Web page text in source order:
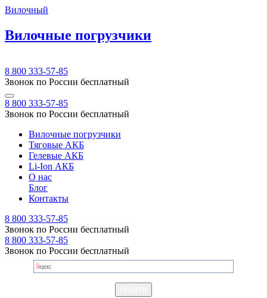
Вилочный
Вилочные погрузчики
8 800 333-57-85
Звонок по России бесплатный
8 800 333-57-85
Звонок по России бесплатный
Вилочные погрузчики
Тяговые АКБ
Гелевые АКБ
Li-Ion АКБ
О нас
Блог
Контакты
8 800 333-57-85
Звонок по России бесплатный
8 800 333-57-85
Звонок по России бесплатный